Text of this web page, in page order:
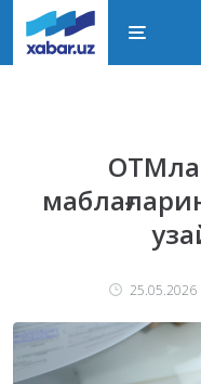
25.05.2026